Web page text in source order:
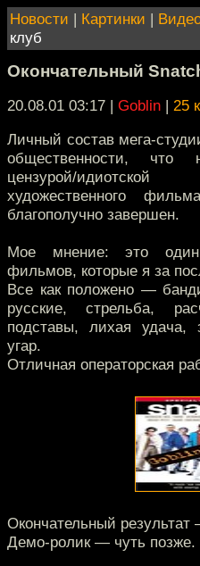
Новости | Картинки |
клуб
Окончательный
20.08.01 03:17 | Goblin | 25
Личный состав мега-
общественности, что
цензурой/
художественного
благополучно завершен.
Мое мнение: это
фильмов, которые я за
Все как положено —
русские, стрельба,
подставы, лихая
угар.
Отличная операторская
Окончательный
Демо-ролик — чуть позже.